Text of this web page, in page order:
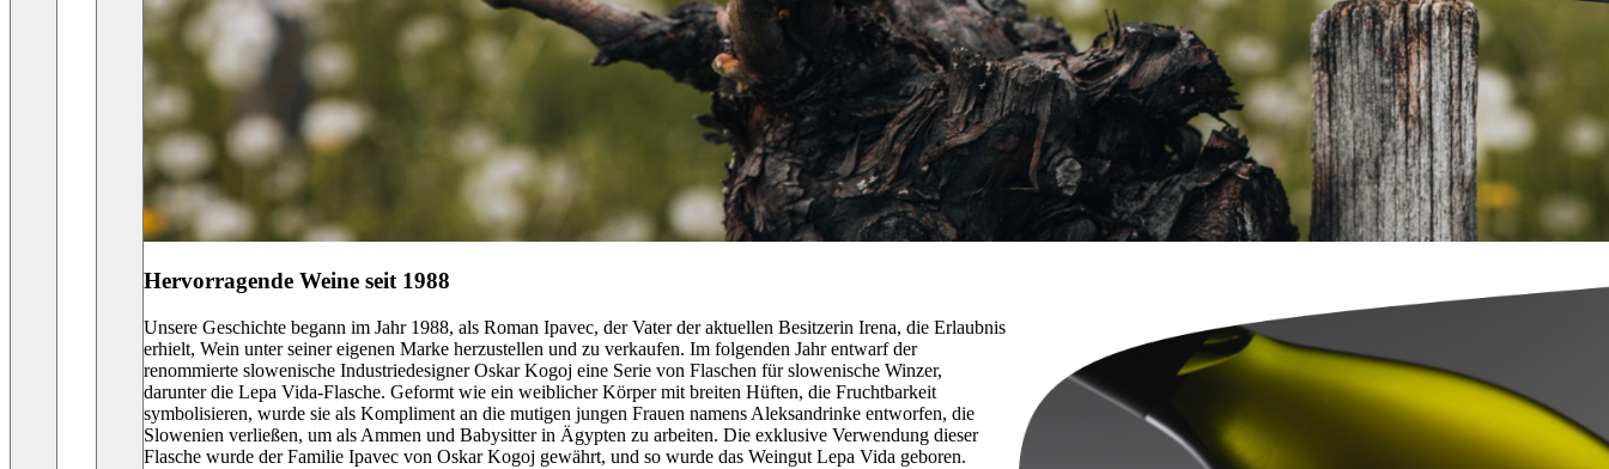
Hervorragende Weine seit 1988
Unsere Geschichte begann im Jahr 1988, als Roman Ipavec, der Vater der aktuellen Besitzerin Irena, die Erlaubnis
erhielt, Wein unter seiner eigenen Marke herzustellen und zu verkaufen. Im folgenden Jahr entwarf der
renommierte slowenische Industriedesigner Oskar Kogoj eine Serie von Flaschen für slowenische Winzer,
darunter die Lepa Vida-Flasche. Geformt wie ein weiblicher Körper mit breiten Hüften, die Fruchtbarkeit
symbolisieren, wurde sie als Kompliment an die mutigen jungen Frauen namens Aleksandrinke entworfen, die
Slowenien verließen, um als Ammen und Babysitter in Ägypten zu arbeiten. Die exklusive Verwendung dieser
Flasche wurde der Familie Ipavec von Oskar Kogoj gewährt, und so wurde das Weingut Lepa Vida geboren.